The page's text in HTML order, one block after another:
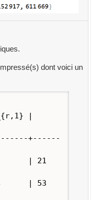
dont voici un
|
+------
21
| 53